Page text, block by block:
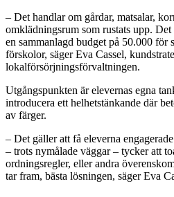
– Det handlar om gårdar, matsalar,
omklädningsrum som rustats upp.
en sammanlagd budget på 50.000 för
förskolor, säger Eva Cassel,
lokalförsörjningsförvaltningen.
Utgångspunkten är elevernas egna
introducera ett helhetstänkande där
av färger.
– Det gäller att få eleverna
– trots nymålade väggar – tycker att
ordningsregler, eller andra
tar fram, bästa lösningen, säger Eva